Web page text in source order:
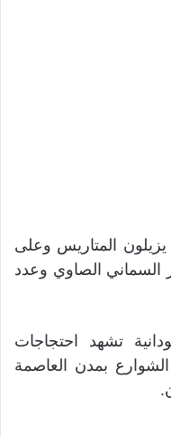
يزيلون المتاريس وعلى
الصاوي وعدد
تشهد احتجاجات
بمدن العاصمة